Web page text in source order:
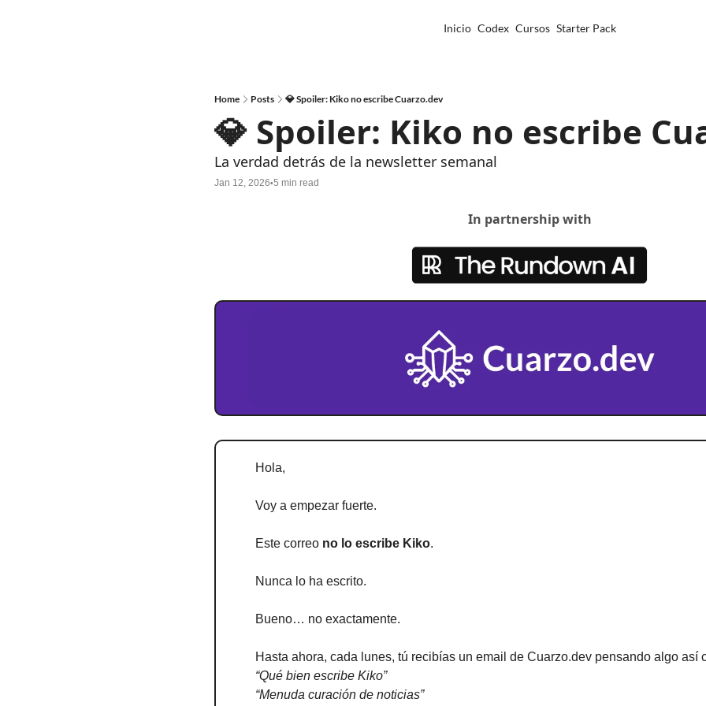
Inicio Codex Cursos Starter Pack
Home Posts 💎 Spoiler: Kiko no escribe Cuarzo.dev
💎 Spoiler: Kiko no escribe
La verdad detrás de la newsletter semanal
Jan 12, 2026•5 min read
In partnership with
Hola,
Voy a empezar fuerte.
Este correo no lo escribe Kiko.
Nunca lo ha escrito.
Bueno… no exactamente.
Hasta ahora, cada lunes, tú recibías un email de Cuarzo.dev pensando algo así
“Qué bien escribe Kiko”
“Menuda curación de noticias”